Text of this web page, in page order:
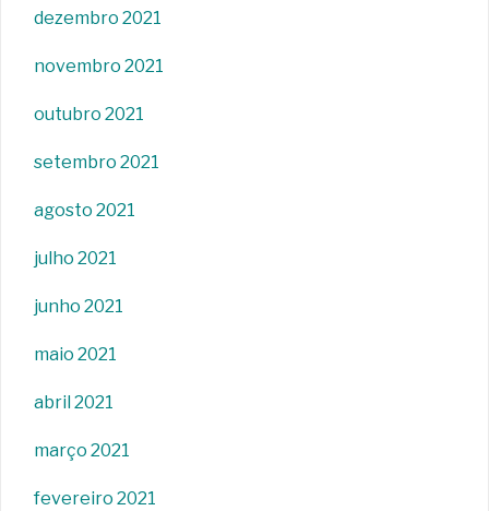
dezembro 2021
novembro 2021
outubro 2021
setembro 2021
agosto 2021
julho 2021
junho 2021
maio 2021
abril 2021
março 2021
fevereiro 2021